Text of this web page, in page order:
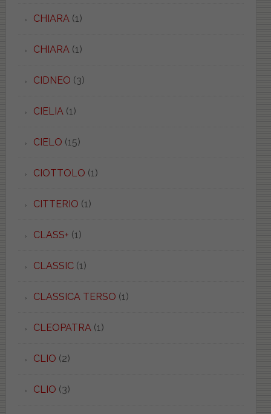
CHIARA(1)
CHIARA(1)
CIDNEO (3)
CIELIA(1)
CIELO (15)
CIOTTOLO (1)
CITTERIO (1)
CLASS+ (1)
CLASSIC(1)
CLASSICA TERSO (1)
CLEOPATRA(1)
CLIO (2)
CLIO (3)